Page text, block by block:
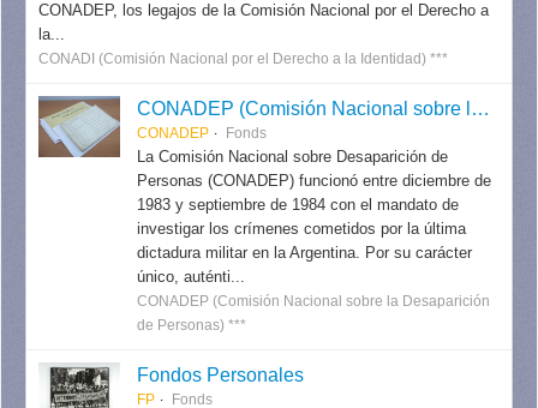
CONADEP, los legajos de la Comisión Nacional por el Derecho a
la...
CONADI (Comisión Nacional por el Derecho a la Identidad) ***
CONADEP (Comisión Nacional sobre la Desaparición de Personas)
CONADEP Fonds
La Comisión Nacional sobre Desaparición de
Personas (CONADEP) funcionó entre diciembre de
1983 y septiembre de 1984 con el mandato de
investigar los crímenes cometidos por la última
dictadura militar en la Argentina. Por su carácter
único, auténti...
CONADEP (Comisión Nacional sobre la Desaparición
de Personas) ***
Fondos Personales
FP Fonds